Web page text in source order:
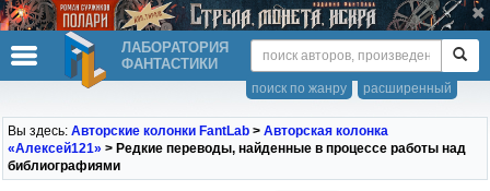
ЛАБОРАТОРИЯ
ФАНТАСТИКИ
расширенный
поиск по жанру
Вы здесь: Авторские колонки FantLab > Авторская колонка
«Алексей121» > Редкие переводы, найденные в процессе работы над
библиографиями